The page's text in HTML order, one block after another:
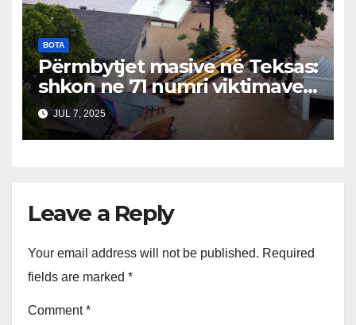
BOTA
Përmbytjet masive në Teksas:
shkon ne 71 numri viktimave…
JUL 7, 2025
Leave a Reply
Your email address will not be published. Required
fields are marked *
Comment*